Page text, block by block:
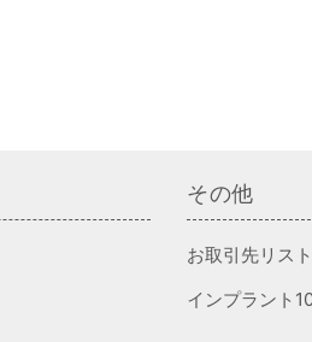
その他
お取引先リスト
インプラント